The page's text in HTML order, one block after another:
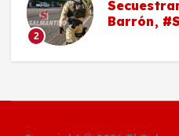
2
Barrón,